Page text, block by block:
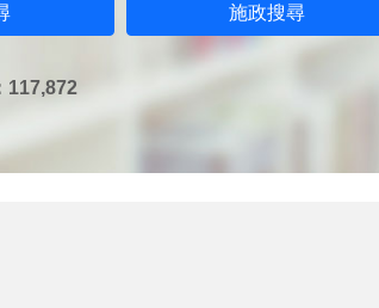
施政搜尋
117,872